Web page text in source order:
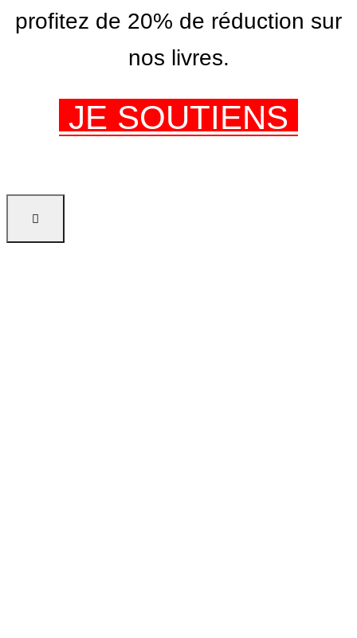
profitez de 20% de réduction sur
nos livres.
JE SOUTIENS